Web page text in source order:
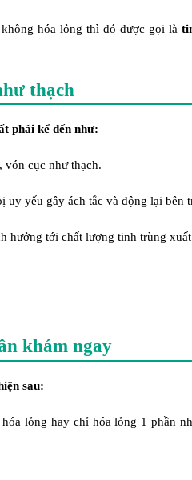
hóa lỏng thì đó được gọi là
thạch
phải kể đến như:
vón cục như thạch.
yếu gây ách tắc và động lại bên
hưởng tới chất lượng tinh trùng xuất
khám ngay
sau:
lỏng hay chỉ hóa lỏng 1 phần